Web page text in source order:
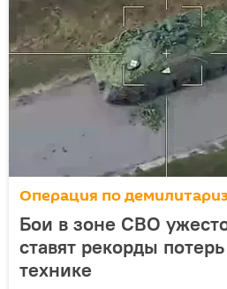
Операция по
Бои в зоне СВО
ставят рекорды
технике